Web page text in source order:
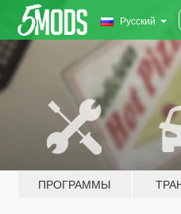
Русский
ПРОГРАММЫ